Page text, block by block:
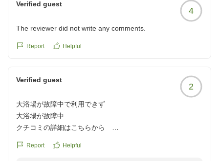
このようなことが起こらないよう管理体制を見直してま
また、大浴場の稼働状況につきましても、ご期待に沿え
ただきます。
お客様から頂戴した厳しいご意見を真摯に受け止め、信
頼回復に向けて改善に努めてまいる所存です。この度
は、貴重なご意見をいただき誠にありがとうございまし
Verified guest
4
The reviewer did not write any comments.
Report Helpful
Verified guest
2
大浴場が故障中で利用できず
大浴場が故障中
クチコミの詳細はこちらから
reviewId=33123478324197
Report Helpful